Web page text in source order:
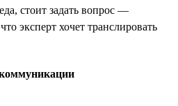
стоит задать вопрос —
эксперт хочет транслировать